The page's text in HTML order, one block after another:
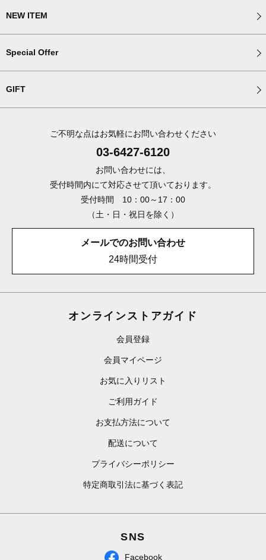
NEW ITEM
Special Offer
GIFT
ご不明な点はお気軽にお問い合わせください
03-6427-6120
お問い合わせには、
受付時間内にて対応させて頂いております。
受付時間 10：00～17：00
（土・日・祝日を除く）
メールでのお問い合わせ
24時間受付
オンラインストアガイド
会員登録
会員マイページ
お気に入りリスト
ご利用ガイド
お支払方法について
配送について
プライバシーポリシー
特定商取引法に基づく表記
SNS
Facebook